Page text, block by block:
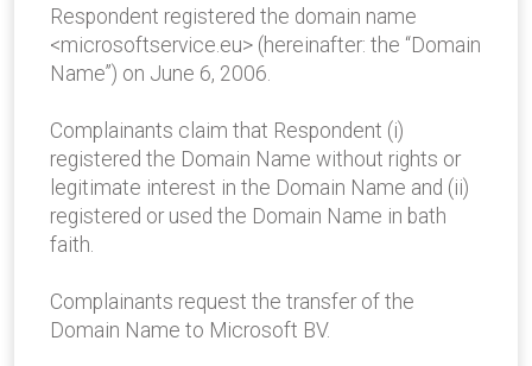
Respondent registered the domain name
<microsoftservice.eu> (hereinafter: the “Domain
Name”) on June 6, 2006.
Complainants claim that Respondent (i)
registered the Domain Name without rights or
legitimate interest in the Domain Name and (ii)
registered or used the Domain Name in bath
faith.
Complainants request the transfer of the
Domain Name to Microsoft BV.